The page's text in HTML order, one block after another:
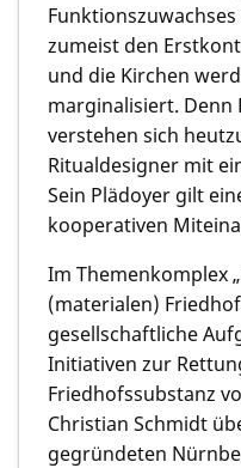
zumeist den
und die Kirchen
marginalisiert.
verstehen sich
Ritualdesigner mit
Sein Plädoyer gilt
kooperativen
Im Themenkomplex
(materialen)
gesellschaftliche
Initiativen zur
Friedhofssubstanz
Christian Schmidt
gegründeten